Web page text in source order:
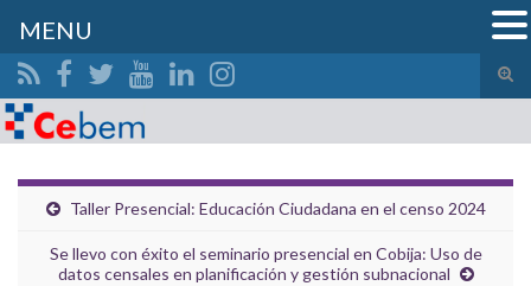
el
Search for:
Taller Presencial: Educación Ciudadana en el censo 2024
Se llevo con éxito el seminario presencial en Cobija: Uso de
datos censales en planificación y gestión subnacional
MENU